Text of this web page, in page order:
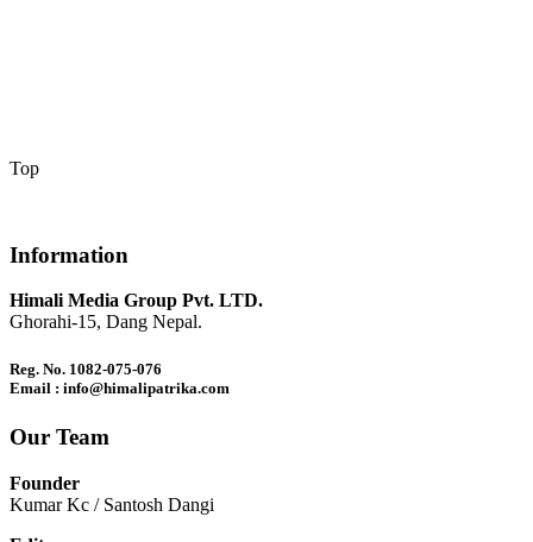
Top
Information
Himali Media Group Pvt. LTD.
Ghorahi-15, Dang Nepal.
Reg. No. 1082-075-076
Email : info@himalipatrika.com
Our Team
Founder
Kumar Kc / Santosh Dangi